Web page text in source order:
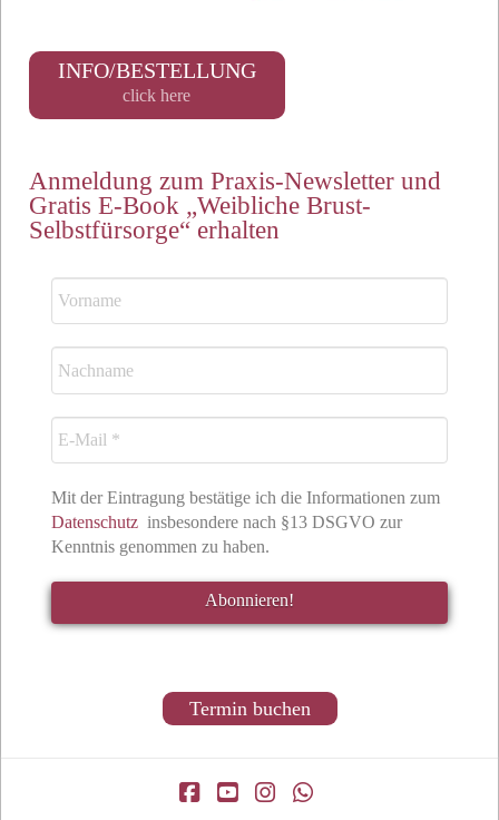
INFO/BESTELLUNG
click here
Anmeldung zum Praxis-Newsletter und
Gratis E-Book „Weibliche Brust-
Selbstfürsorge“ erhalten
Mit der Eintragung bestätige ich die Informationen zum
Datenschutz insbesondere nach §13 DSGVO zur
Kenntnis genommen zu haben.
Termin buchen